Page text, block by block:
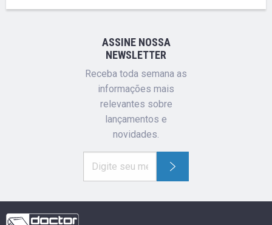
ASSINE NOSSA
NEWSLETTER
Receba toda semana as
informações mais
relevantes sobre
lançamentos e
novidades.